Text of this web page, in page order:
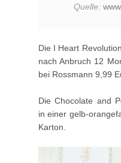
Quelle:
Die I Heart
nach Anbruch 12
bei Rossmann 9,99
Die Chocolate and
in einer gelb-
Karton.